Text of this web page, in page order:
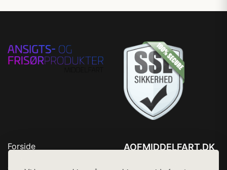
Forside
AOFMIDDELFART.DK